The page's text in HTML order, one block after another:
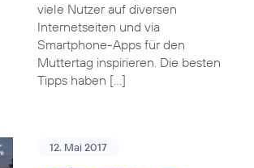
viele Nutzer auf diversen
Internetseiten und via
Smartphone-Apps für den
Muttertag inspirieren. Die besten
Tipps haben […]
12. Mai 2017